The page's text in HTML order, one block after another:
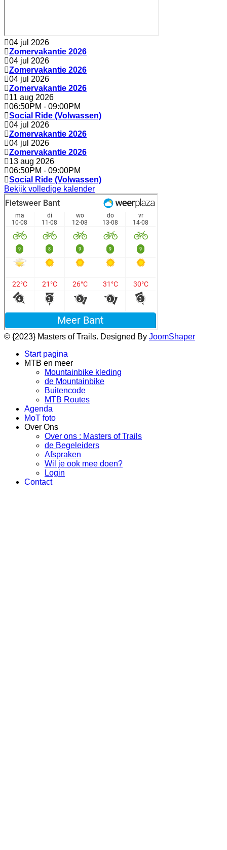
04 jul 2026
Zomervakantie 2026
04 jul 2026
Zomervakantie 2026
04 jul 2026
Zomervakantie 2026
11 aug 2026
06:50PM - 09:00PM
Social Ride (Volwassen)
04 jul 2026
Zomervakantie 2026
04 jul 2026
Zomervakantie 2026
13 aug 2026
06:50PM - 09:00PM
Social Ride (Volwassen)
Bekijk volledige kalender
© {2023} Masters of Trails. Designed By JoomShaper
Start pagina
MTB en meer
Mountainbike kleding
de Mountainbike
Buitencode
MTB Routes
Agenda
MoT foto
Over Ons
Over ons : Masters of Trails
de Begeleiders
Afspraken
Wil je ook mee doen?
Login
Contact